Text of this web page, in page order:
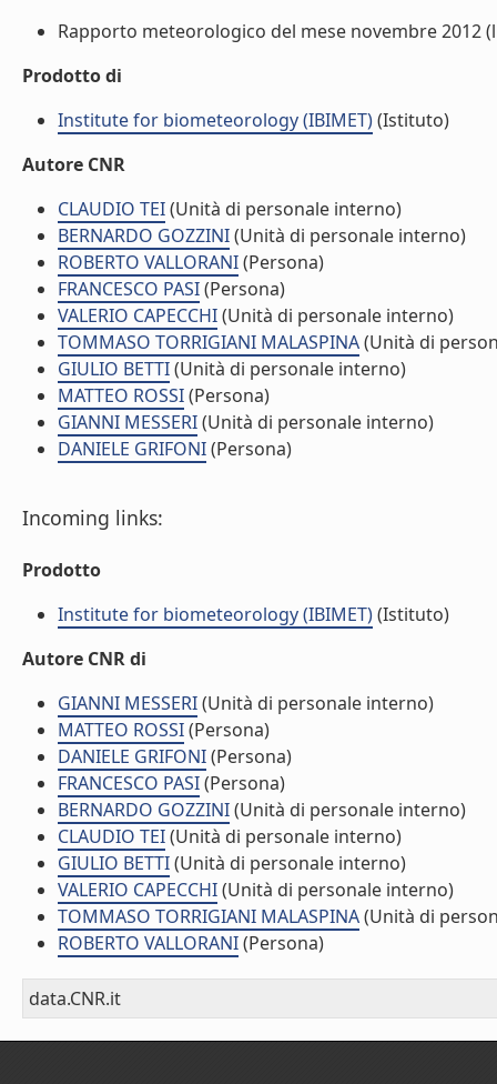
Rapporto meteorologico del mese novembre 2012
Prodotto di
Institute for biometeorology (IBIMET)(Istituto)
Autore CNR
CLAUDIO TEI(Unità di personale interno)
BERNARDO GOZZINI(Unità di personale interno)
ROBERTO VALLORANI(Persona)
FRANCESCO PASI(Persona)
VALERIO CAPECCHI(Unità di personale interno)
TOMMASO TORRIGIANI MALASPINA(Unità di
GIULIO BETTI(Unità di personale interno)
MATTEO ROSSI(Persona)
GIANNI MESSERI(Unità di personale interno)
DANIELE GRIFONI(Persona)
Incoming links:
Prodotto
Institute for biometeorology (IBIMET)(Istituto)
Autore CNR di
GIANNI MESSERI(Unità di personale interno)
MATTEO ROSSI(Persona)
DANIELE GRIFONI(Persona)
FRANCESCO PASI(Persona)
BERNARDO GOZZINI(Unità di personale interno)
CLAUDIO TEI(Unità di personale interno)
GIULIO BETTI(Unità di personale interno)
VALERIO CAPECCHI(Unità di personale interno)
TOMMASO TORRIGIANI MALASPINA(Unità di
ROBERTO VALLORANI(Persona)
data.CNR.it